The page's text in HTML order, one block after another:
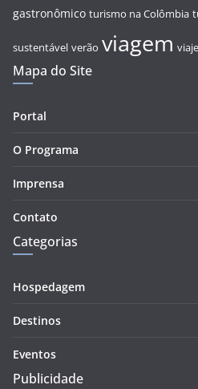
gastronômico turismo na Colômbia
sustentável verão viagem
Mapa do Site
Portal
O Programa
Imprensa
Contato
Categorias
Hospedagem
Destinos
Eventos
Publicidade